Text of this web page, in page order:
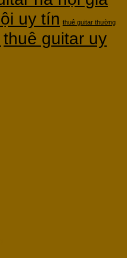
uy tín thuê guitar thường
thuê guitar uy